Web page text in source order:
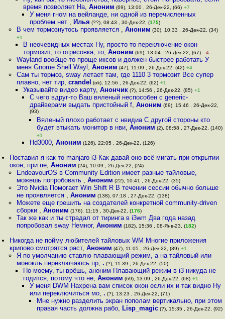
время позволяет На, Аноним (69), 13:00 , 26-Дек-22, (66) +7
У меня гном на вейланде, ни одной из перечисленных
проблем нет , Илья (??), 08:43 , 30-Дек-22, (175)
В чем тормознутось проявляется , Аноним (30), 10:33 , 26-Дек-22, (34)
+1
В неочевидных местах Ну, просто то переключение окон
тормозит, то отрисовка, то, Аноним (69), 13:04 , 26-Дек-22, (67) –4
Wayland вообще-то проще иксов и должен быстрее работать У
меня Gnome Shell Wayl , Аноним (47), 11:09 , 26-Дек-22, (42) +4
Сам ты тормоз, sway летает там, где 1110 3 тормозит Все супер
плавно, нет тир, crandel (ok), 12:56 , 26-Дек-22, (62) +1
Указывайте видео карту, Анончик(?), 14:56 , 26-Дек-22, (85) +1
С чего вдруг-то Ваш вяленый неспособен с generic-
драйверами выдать пристойный f,Аноним (69), 15:46 , 26-Дек-22,
(93)
Вяленый плохо работает с нвидиа С другой стороны кто
будет втыкать монитор в нви, Аноним (2), 08:58 , 27-Дек-22, (140)
+1
Hd3000,Аноним (126), 22:05 , 26-Дек-22, (126)
Поставил я как-то manjaro i3 Как давай оно всё мигать при открытии
окон, при пе,Аноним (24), 10:09 , 26-Дек-22, (24)
EndeavourOS в Community Edition имеет разные тайловые,
можешь попробовать , Аноним (22), 10:41 , 26-Дек-22, (35)
Это Nvidia Помогает Win Shift R В течении сессии обычно больше
не проявляется , Аноним (138), 07:18 , 27-Дек-22, (138)
Можете еще грешить на создателей конкретной community-driven
сборки , Аноним (176), 11:15 , 30-Дек-22, (176)
Так же как и ты страдал от тиринга в i3wm Два года назад
попробовал sway Немног, Аноним (182), 15:36 , 08-Янв-23, (182)
Никогда не пойму любителей тайловых WM Многие приложения
крипово смотрятся раст,Аноним (47), 11:05 , 26-Дек-22, (39) +1
Я по умолчанию ставлю плавающий режим, а на тайловый или
монокль переключаюсь пр, . (?), 11:39 , 26-Дек-22, (50)
По-моему, ты врёшь, аноним Плавающий режим в i3 никуда не
годится, потому что не, Аноним (69), 13:09 , 26-Дек-22, (68) +1
У меня DWM Нахрена вам список окон если их и так видно Ну
или переключиться мо,. (?), 13:23 , 26-Дек-22, (71)
Мне нужно разделить экран пополам вертикально, при этом
правая часть должна рабо, Lisp_magic(?), 15:35 , 26-Дек-22, (92)